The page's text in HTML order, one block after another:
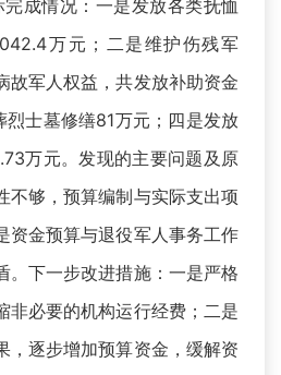
成情况：一是发放各类抚恤
万元；二是维护伤残军
故军人权益，共发放补助资金
士墓修缮81万元；四是发放
万元。发现的主要问题及原
不够，预算编制与实际支出项
资金预算与退役军人事务工作
。下一步改进措施：一是严格
非必要的机构运行经费；二是
，逐步增加预算资金，缓解资